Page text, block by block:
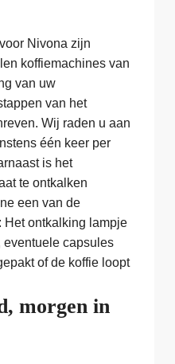
Nivona zijn
koffiemachines van
van uw
van het
Wij raden u aan
één keer per
is het
te ontkalken
een van de
Het ontkalking lampje
eventuele capsules
of de koffie loopt
morgen in